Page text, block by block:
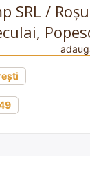
SRL / Roșu